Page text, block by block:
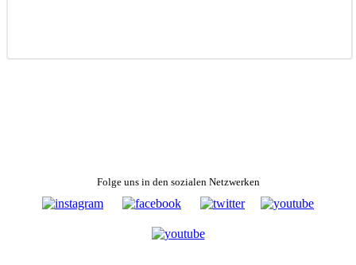
Folge uns in den sozialen Netzwerken